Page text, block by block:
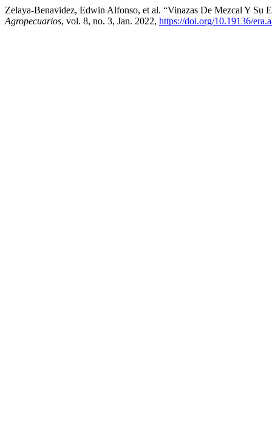
Zelaya-Benavidez, Edwin Alfonso, et al. “Vinazas De Mezcal Y
Agropecuarios, vol. 8, no. 3, Jan. 2022, https://doi.org/10.19136/